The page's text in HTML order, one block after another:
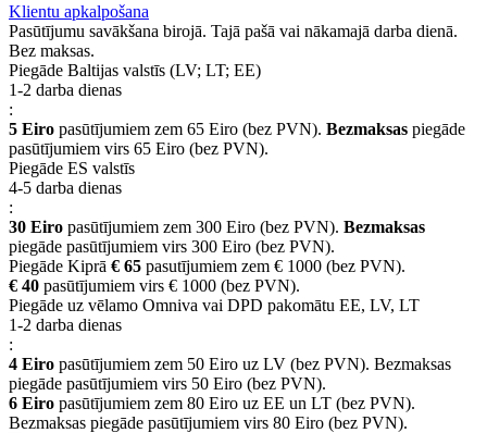
Klientu apkalpošana
Pasūtījumu savākšana birojā. Tajā pašā vai nākamajā darba dienā.
Bez maksas.
Piegāde Baltijas valstīs (LV; LT; EE)
1-2 darba dienas
:
5 Eiro pasūtījumiem zem 65 Eiro (bez PVN). Bezmaksas piegāde
pasūtījumiem virs 65 Eiro (bez PVN).
Piegāde ES valstīs
4-5 darba dienas
:
30 Eiro pasūtījumiem zem 300 Eiro (bez PVN). Bezmaksas
piegāde pasūtījumiem virs 300 Eiro (bez PVN).
Piegāde Kiprā € 65 pasutījumiem zem € 1000 (bez PVN).
€ 40 pasūtījumiem virs € 1000 (bez PVN).
Piegāde uz vēlamo Omniva vai DPD pakomātu EE, LV, LT
1-2 darba dienas
:
4 Eiro pasūtījumiem zem 50 Eiro uz LV (bez PVN). Bezmaksas
piegāde pasūtījumiem virs 50 Eiro (bez PVN).
6 Eiro pasūtījumiem zem 80 Eiro uz EE un LT (bez PVN).
Bezmaksas piegāde pasūtījumiem virs 80 Eiro (bez PVN).